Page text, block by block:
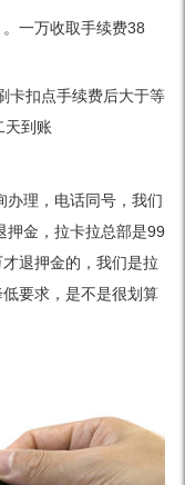
一万收取手续费38
卡扣点手续费后大于等
天到账
理，电话同号，我们
押金，拉卡拉总部是99
退押金的，我们是拉
要求，是不是很划算